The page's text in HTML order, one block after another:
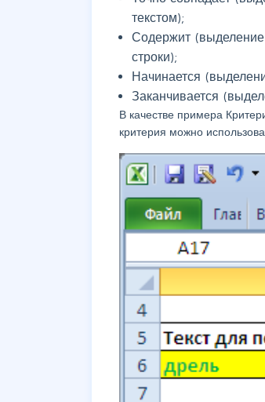
текстом);
Содержит (выделение
строки);
Начинается
Заканчивается
В качестве примера
критерия можно